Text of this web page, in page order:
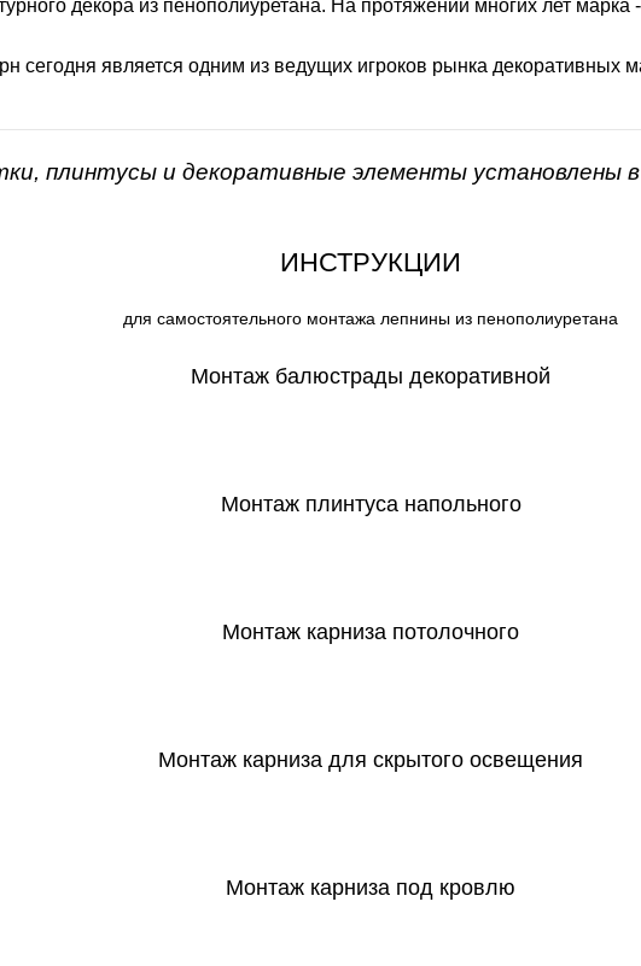
декора из пенополиуретана. На протяжении многих лет марка
сегодня является одним из ведущих игроков рынка декоративных
плинтусы и декоративные элементы установлены
ИНСТРУКЦИИ
для самостоятельного монтажа лепнины из пенополиуретана
Монтаж балюстрады декоративной
Монтаж плинтуса напольного
Монтаж карниза потолочного
Монтаж карниза для скрытого освещения
Монтаж карниза под кровлю